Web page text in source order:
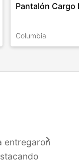
Pantalón Cargo
Columbia
entregaron
keyboard_arrow_right